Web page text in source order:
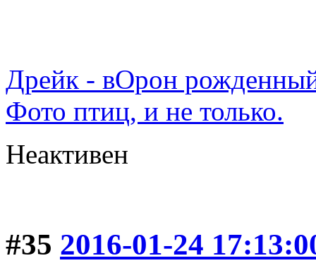
Дрейк - вОрон
Фото птиц, и не только.
Неактивен
#35 2016-01-24